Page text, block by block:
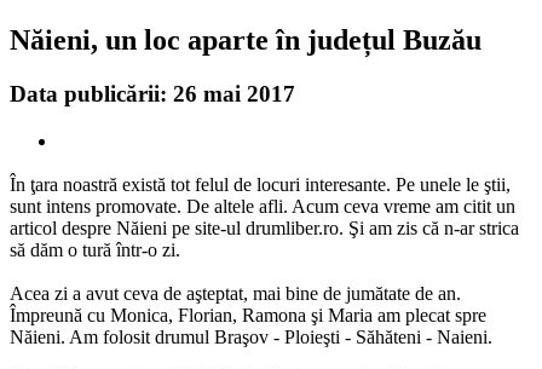
Năieni, un loc aparte în județul Buzău
Data publicării: 26 mai 2017
În ţara noastră există tot felul de locuri interesante. Pe unele le ştii,
sunt intens promovate. De altele afli. Acum ceva vreme am citit un
articol despre Năieni pe site-ul drumliber.ro. Şi am zis că n-ar strica
să dăm o tură într-o zi.
Acea zi a avut ceva de aşteptat, mai bine de jumătate de an.
Împreună cu Monica, Florian, Ramona şi Maria am plecat spre
Năieni. Am folosit drumul Braşov - Ploieşti - Săhăteni - Naieni.